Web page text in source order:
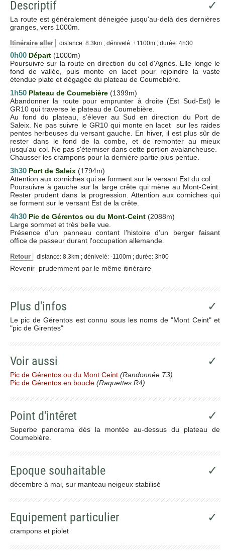
Descriptif ✓
La route est généralement déneigée jusqu'au-delà des dernières
granges, vers 1000m.
Itinéraire aller distance: 8.3km ; dénivelé: +1100m ; durée: 4h30
0h00 Départ (1000m)
Poursuivre sur la route en direction du col d'Agnès. Elle longe le
fond de vallée, puis monte en lacet pour rejoindre la vaste
étendue plate et dégagée du plateau de Coumebière.
1h50 Plateau de Coumebière (1399m)
Abandonner la route pour emprunter à droite (Est Sud-Est) le
GR10 qui traverse le plateau de Coumebière.
Au fond du plateau, s'élever au Sud en direction du Port de
Saleix. Ne pas suivre le GR10 qui monte en lacet sur les raides
pentes herbeuses du versant gauche. En hiver, il est plus sûr de
rester dans le fond de la combe, et de remonter au mieux
jusqu'au col. Ne pas s'éterniser dans cette portion avalancheuse.
Chausser les crampons pour la dernière partie plus pentue.
3h30 Port de Saleix (1794m)
Attention aux corniches qui se forment sur le versant Est du col.
Poursuivre à gauche sur la large crête qui mène au Mont-Ceint.
Rester prudent dans la progression. Attention aux corniches qui
se forment sur le versant Est de la crête.
4h30 Pic de Gérentos ou du Mont-Ceint (2088m)
Large sommet et très belle vue.
Présence d'un panneau contant l'histoire d'un berger faisant
office de passeur durant l'occupation allemande.
Retour distance: 8.3km ; dénivelé: -1100m ; durée: 3h00
Revenir prudemment par le même itinéraire
Plus d'infos ✓
Le pic de Gérentos est connu sous les noms de "Mont Ceint" et
"pic de Girentes"
Voir aussi ✓
Pic de Gérentos ou du Mont Ceint (Randonnée T3)
Pic de Gérentos en boucle (Raquettes R4)
Point d'intêret ✓
Superbe panorama dès la montée au-dessus du plateau de
Coumebière.
Epoque souhaitable ✓
décembre à mai, sur manteau neigeux stabilisé
Equipement particulier ✓
crampons et piolet